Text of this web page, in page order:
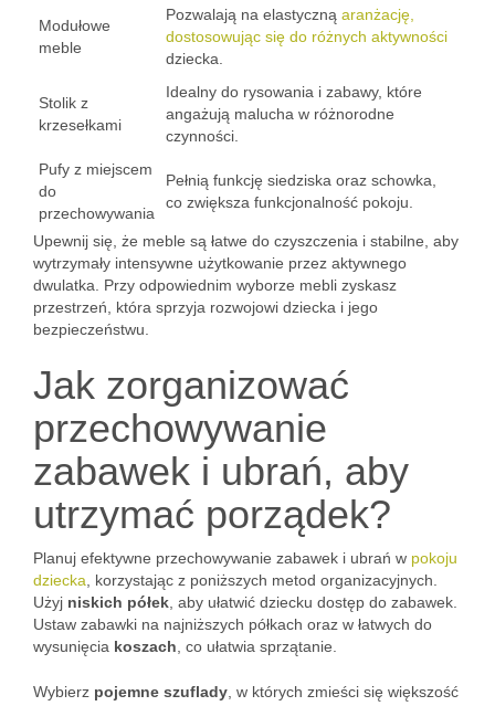
Modułowe
meble
Pozwalają na elastyczną aranżację,
dostosowując się do różnych aktywności
dziecka.
Stolik z
krzesełkami
Idealny do rysowania i zabawy, które
angażują malucha w różnorodne
czynności.
Pufy z miejscem
do
przechowywania
Pełnią funkcję siedziska oraz schowka,
co zwiększa funkcjonalność pokoju.
Upewnij się, że meble są łatwe do czyszczenia i stabilne, aby
wytrzymały intensywne użytkowanie przez aktywnego
dwulatka. Przy odpowiednim wyborze mebli zyskasz
przestrzeń, która sprzyja rozwojowi dziecka i jego
bezpieczeństwu.
Jak zorganizować
przechowywanie
zabawek i ubrań, aby
utrzymać porządek?
Planuj efektywne przechowywanie zabawek i ubrań w pokoju
dziecka , korzystając z poniższych metod organizacyjnych.
Użyj niskich półek , aby ułatwić dziecku dostęp do zabawek.
Ustaw zabawki na najniższych półkach oraz w łatwych do
wysunięcia koszach , co ułatwia sprzątanie.
Wybierz pojemne szuflady , w których zmieści się większość